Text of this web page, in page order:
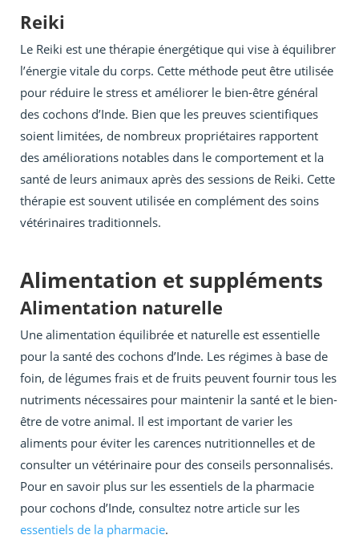
Reiki
Le Reiki est une thérapie énergétique qui vise à équilibrer
l’énergie vitale du corps. Cette méthode peut être utilisée
pour réduire le stress et améliorer le bien-être général
des cochons d’Inde. Bien que les preuves scientifiques
soient limitées, de nombreux propriétaires rapportent
des améliorations notables dans le comportement et la
santé de leurs animaux après des sessions de Reiki. Cette
thérapie est souvent utilisée en complément des soins
vétérinaires traditionnels.
Alimentation et suppléments
Alimentation naturelle
Une alimentation équilibrée et naturelle est essentielle
pour la santé des cochons d’Inde. Les régimes à base de
foin, de légumes frais et de fruits peuvent fournir tous les
nutriments nécessaires pour maintenir la santé et le bien-
être de votre animal. Il est important de varier les
aliments pour éviter les carences nutritionnelles et de
consulter un vétérinaire pour des conseils personnalisés.
Pour en savoir plus sur les essentiels de la pharmacie
pour cochons d’Inde, consultez notre article sur les
essentiels de la pharmacie.